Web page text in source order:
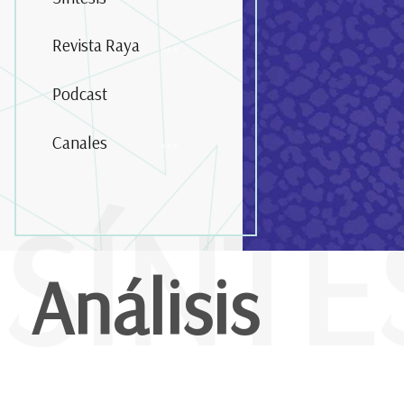
Revista Raya
Podcast
Canales
Análisis